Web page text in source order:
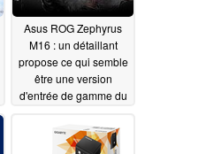
Asus ROG Zephyrus
M16 : un détaillant
propose ce qui semble
être une version
d'entrée de gamme du
portable de jeu
05/31/2021